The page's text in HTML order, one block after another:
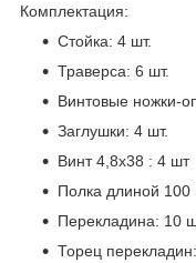
Комплектация:
Стойка: 4 шт.
Траверса: 6 шт.
Винтовые ножки-
Заглушки: 4 шт.
Винт 4,8x38 : 4 шт
Полка длиной
Перекладина: 10
Торец